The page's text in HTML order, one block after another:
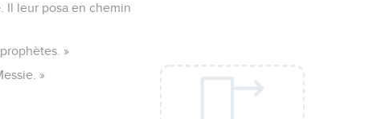
Il leur posa en chemin
»
»